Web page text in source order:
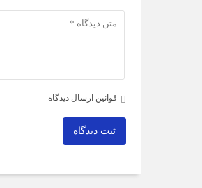
قوانین ارسال دیدگاه
ثبت دیدگاه